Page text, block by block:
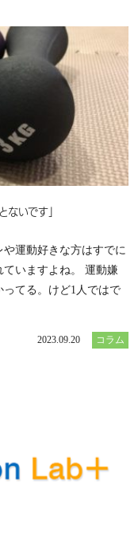
ないです」
運動好きな方はすでに
いますよね。 運動嫌
てる。けど1人ではで
2023.09.20 コラム